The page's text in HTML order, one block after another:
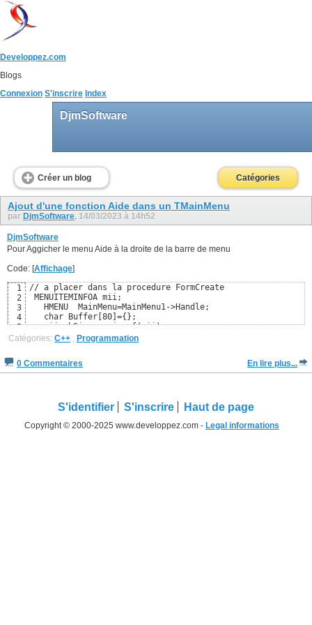
Developpez.com
Blogs
Connexion S'inscrire Index
DjmSoftware
Créer un blog Catégories
Ajout d'une fonction Aide dans un TMainMenu
par DjmSoftware, 14/03/2023 à 14h52
DjmSoftware
Pour Aggicher le menu Aide à la droite de la barre de menu
Code: [Affichage]
1
2
3
4
5
6
9
10
// a placer dans la procedure FormCreate
MENUITEMINFOA mii;
   HMENU  MainMenu=MainMenu1->Handle;
   char Buffer[80]={};
   mii.cbSize = sizeof(mii) ;
	mii.fMask = MIIM_TYPE;
	mii.dwTypeData = Buffer;
	GetMenuItemInfoA(MainMenu, Help1->Command, FALSE, &mii) ;
Catégories: C++ Programmation
0 Commentaires En lire plus...
S'identifier S'inscrire Haut de page
Copyright © 2000-2025 www.developpez.com - Legal informations